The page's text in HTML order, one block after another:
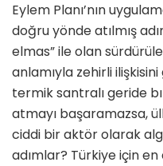
Eylem Planı’nın
doğru yönde atılmış
elmas” ile olan
anlamıyla zehirli
termik santralı geride
atmayı başaramazsa,
ciddi bir aktör olarak
adımlar? Türkiye için